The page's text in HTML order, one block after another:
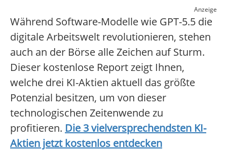
Anzeige
Während Software-Modelle wie GPT-5.5 die
digitale Arbeitswelt revolutionieren, stehen
auch an der Börse alle Zeichen auf Sturm.
Dieser kostenlose Report zeigt Ihnen,
welche drei KI-Aktien aktuell das größte
Potenzial besitzen, um von dieser
technologischen Zeitenwende zu
profitieren. Die 3 vielversprechendsten KI-
Aktien jetzt kostenlos entdecken